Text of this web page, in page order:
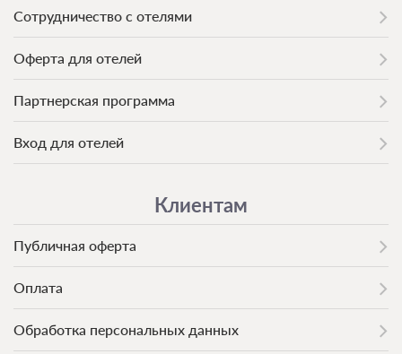
Сотрудничество с отелями
Оферта для отелей
Партнерская программа
Вход для отелей
Клиентам
Публичная оферта
Оплата
Обработка персональных данных